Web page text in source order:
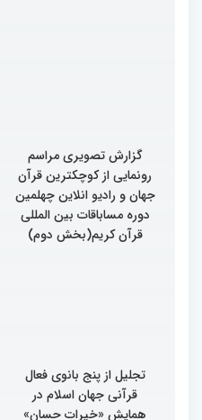
گزارش تصویری مراسم
رونمایی از کوچکترین قرآن